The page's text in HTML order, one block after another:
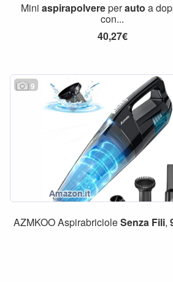
Mini aspirapolvereperauto a
con...
40,27€
9
AZMKOO AspirabricioleSenza Fili,